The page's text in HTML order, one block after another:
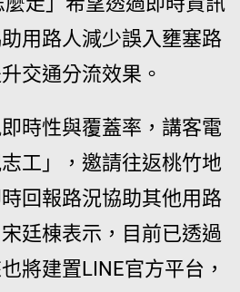
用路人減少誤入壅塞路
交通分流效果。
時性與覆蓋率，講客電
工」，邀請往返桃竹地
回報路況協助其他用路
廷棟表示，目前已透過
將建置LINE官方平台，